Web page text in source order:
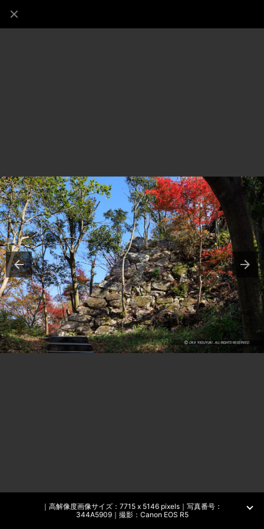
｜高解像度画像サイズ：7715 x 5146 pixels｜写真番号：
344A5909｜撮影：Canon EOS R5